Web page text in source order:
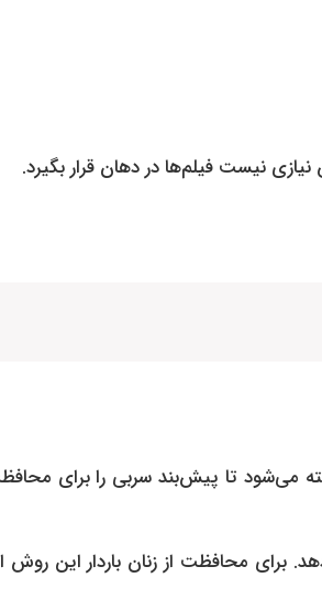
نیست فیلم‌ها در دهان قرار بگیرد.
می‌شود تا پیش‌بند سربی را برای
برای محافظت از زنان باردار این روش